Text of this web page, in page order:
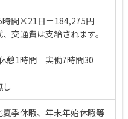
間×21日＝184,275円
交通費は支給されます。
憩1時間 実働7時間30
季休暇、年末年始休暇等